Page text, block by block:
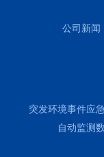
公司新闻
突发环境事件应
自动监测